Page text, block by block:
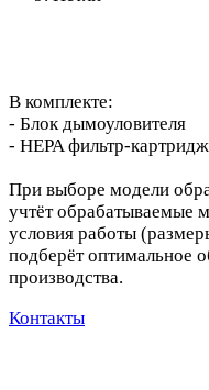
В комплекте:
- Блок дымоуловителя
- HEPA фильтр-
При выборе модели
учтёт обрабатываемые
условия работы
подберёт оптимальное
производства.
Контакты